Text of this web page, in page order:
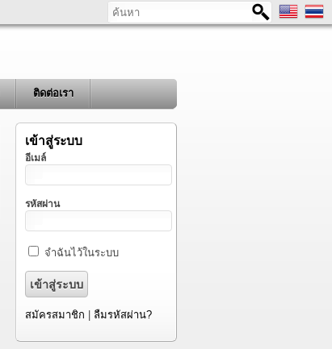
ค้นหา
ติดต่อเรา
เข้าสู่ระบบ
อีเมล์
รหัสผ่าน
จำฉันไว้ในระบบ
สมัครสมาชิก ลืมรหัสผ่าน?